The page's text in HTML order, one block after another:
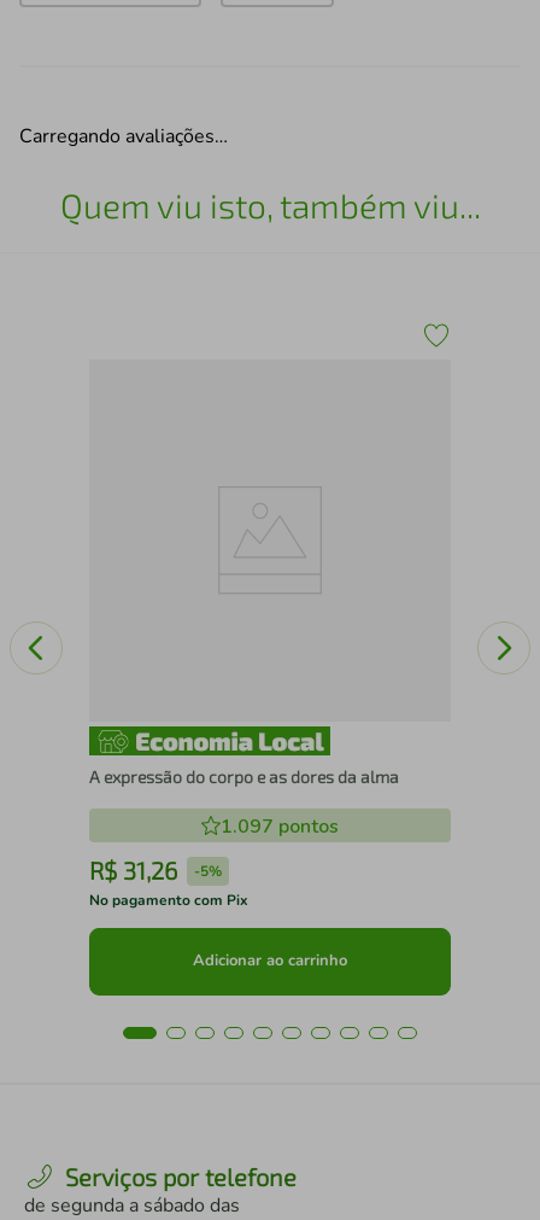
Carregando avaliações…
Quem viu isto, também viu...
A expressão do corpo e as dores da alma
1.097 pontos
R$ 31,26 -5%
No pagamento com Pix
Adicionar ao carrinho
Serviços por telefone
de segunda a sábado das